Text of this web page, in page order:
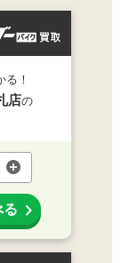
る！
店の
る